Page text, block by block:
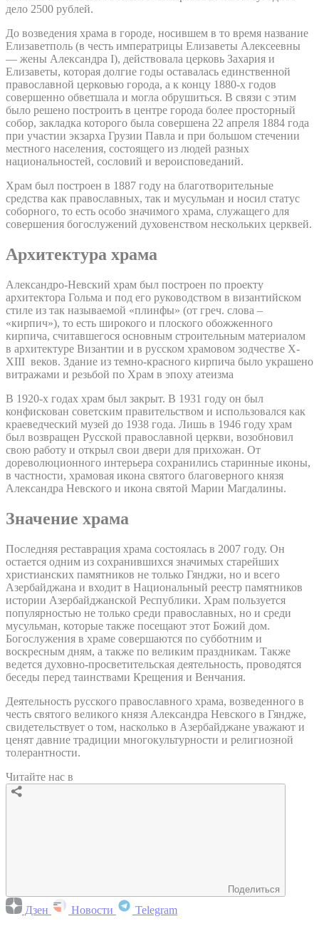
дело 2500 рублей.
До возведения храма в городе, носившем в то время название
Елизаветполь (в честь императрицы Елизаветы Алексеевны
— жены Александра I), действовала церковь Захария и
Елизаветы, которая долгие годы оставалась единственной
православной церковью города, а к концу 1880-х годов
совершенно обветшала и могла обрушиться. В связи с этим
было решено построить в центре города более просторный
собор, закладка которого была совершена 22 апреля 1884 года
при участии экзарха Грузии Павла и при большом стечении
местного населения, состоящего из людей разных
национальностей, сословий и вероисповеданий.
Храм был построен в 1887 году на благотворительные
средства как православных, так и мусульман и носил статус
соборного, то есть особо значимого храма, служащего для
совершения богослужений духовенством нескольких церквей.
Архитектура храма
Александро-Невский храм был построен по проекту
архитектора Гольма и под его руководством в византийском
стиле из так называемой «плинфы» (от греч. слова –
«кирпич»), то есть широкого и плоского обожженного
кирпича, считавшегося основным строительным материалом
в архитектуре Византии и в русском храмовом зодчестве X-
XIII веков. Здание из темно-красного кирпича было украшено
витражами и резьбой по Храм в эпоху атеизма
В 1920-х годах храм был закрыт. В 1931 году он был
конфискован советским правительством и использовался как
краеведческий музей до 1938 года. Лишь в 1946 году храм
был возвращен Русской православной церкви, возобновил
свою работу и открыл свои двери для прихожан. От
дореволюционного интерьера сохранились старинные иконы,
в частности, храмовая икона святого благоверного князя
Александра Невского и икона святой Марии Магдалины.
Значение храма
Последняя реставрация храма состоялась в 2007 году. Он
остается одним из сохранившихся значимых старейших
христианских памятников не только Гянджи, но и всего
Азербайджана и входит в Национальный реестр памятников
истории Азербайджанской Республики. Храм пользуется
популярностью не только среди православных, но и среди
мусульман, которые также посещают этот Божий дом.
Богослужения в храме совершаются по субботним и
воскресным дням, а также по великим праздникам. Также
ведется духовно-просветительская деятельность, проводятся
беседы перед таинствами Крещения и Венчания.
Деятельность русского православного храма, возведенного в
честь святого великого князя Александра Невского в Гяндже,
свидетельствует о том, насколько в Азербайджане уважают и
ценят давние традиции многокультурности и религиозной
толерантности.
Читайте нас в
Поделиться
Дзен Новости Telegram